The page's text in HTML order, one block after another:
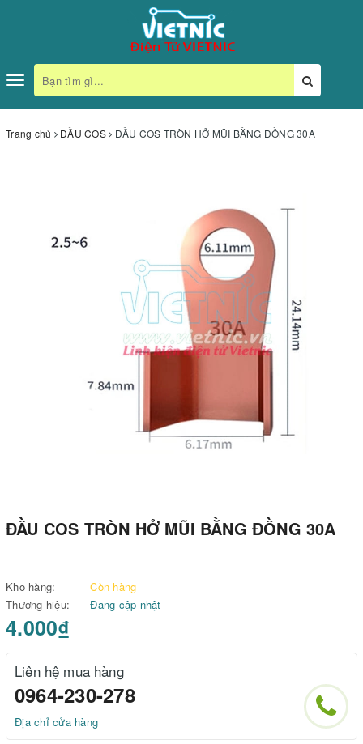
Toggle
navigation
Trang chủ ĐẦU COS ĐẦU COS TRÒN HỞ MŨI BẰNG ĐỒNG 30A
ĐẦU COS TRÒN HỞ MŨI BẰNG ĐỒNG 30A
Kho hàng:
Còn hàng
Thương hiệu:
Đang cập nhật
4.000₫
Liên hệ mua hàng
0964-230-278
Địa chỉ cửa hàng